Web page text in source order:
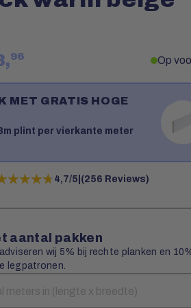
96 Op
MET GRATIS HOGE
plint per vierkante meter
4,7/5 (256 Reviews)
aantal pakken
wij 5% bij rechte planken en
legpatronen.